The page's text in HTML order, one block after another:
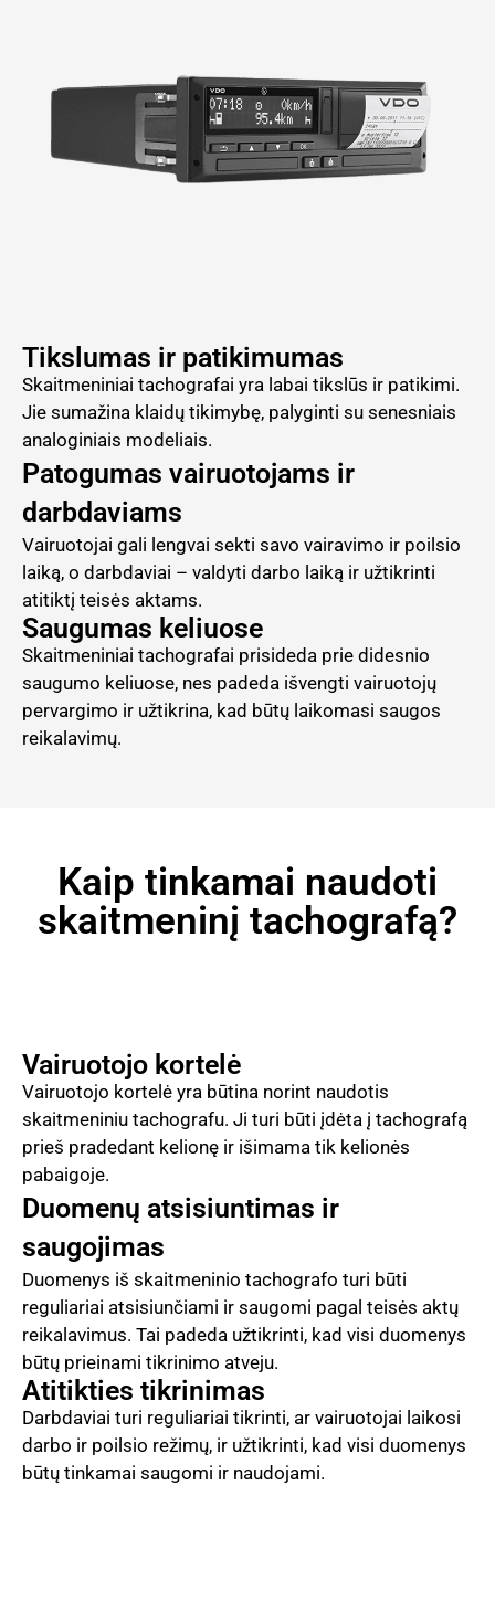
Tikslumas ir patikimumas
Skaitmeniniai tachografai yra labai tikslūs ir patikimi.
Jie sumažina klaidų tikimybę, palyginti su senesniais
analoginiais modeliais.
Patogumas vairuotojams ir
darbdaviams
Vairuotojai gali lengvai sekti savo vairavimo ir poilsio
laiką, o darbdaviai – valdyti darbo laiką ir užtikrinti
atitiktį teisės aktams.
Saugumas keliuose
Skaitmeniniai tachografai prisideda prie didesnio
saugumo keliuose, nes padeda išvengti vairuotojų
pervargimo ir užtikrina, kad būtų laikomasi saugos
reikalavimų.
Kaip tinkamai naudoti
skaitmeninį tachografą?
Vairuotojo kortelė
Vairuotojo kortelė yra būtina norint naudotis
skaitmeniniu tachografu. Ji turi būti įdėta į tachografą
prieš pradedant kelionę ir išimama tik kelionės
pabaigoje.
Duomenų atsisiuntimas ir
saugojimas
Duomenys iš skaitmeninio tachografo turi būti
reguliariai atsisiunčiami ir saugomi pagal teisės aktų
reikalavimus. Tai padeda užtikrinti, kad visi duomenys
būtų prieinami tikrinimo atveju.
Atitikties tikrinimas
Darbdaviai turi reguliariai tikrinti, ar vairuotojai laikosi
darbo ir poilsio režimų, ir užtikrinti, kad visi duomenys
būtų tinkamai saugomi ir naudojami.